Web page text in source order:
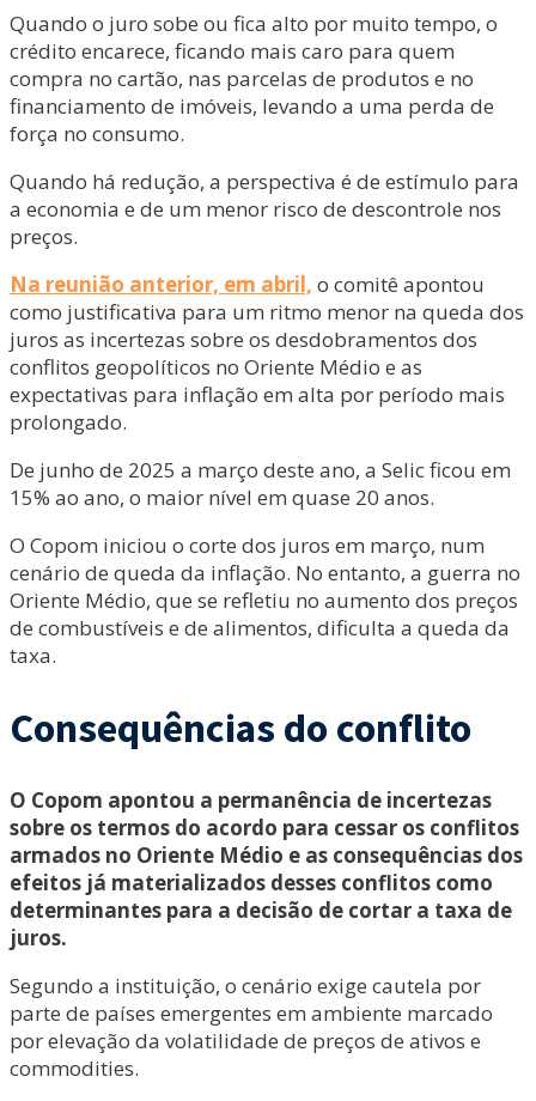
Quando o juro sobe ou fica alto por muito tempo, o
crédito encarece, ficando mais caro para quem
compra no cartão, nas parcelas de produtos e no
financiamento de imóveis, levando a uma perda de
força no consumo.
Quando há redução, a perspectiva é de estímulo para
a economia e de um menor risco de descontrole nos
preços.
Na reunião anterior, em abril, o comitê apontou
como justificativa para um ritmo menor na queda dos
juros as incertezas sobre os desdobramentos dos
conflitos geopolíticos no Oriente Médio e as
expectativas para inflação em alta por período mais
prolongado.
De junho de 2025 a março deste ano, a Selic ficou em
15% ao ano, o maior nível em quase 20 anos.
O Copom iniciou o corte dos juros em março, num
cenário de queda da inflação. No entanto, a guerra no
Oriente Médio, que se refletiu no aumento dos preços
de combustíveis e de alimentos, dificulta a queda da
taxa.
Consequências do conflito
O Copom apontou a permanência de incertezas
sobre os termos do acordo para cessar os conflitos
armados no Oriente Médio e as consequências dos
efeitos já materializados desses conflitos como
determinantes para a decisão de cortar a taxa de
juros.
Segundo a instituição, o cenário exige cautela por
parte de países emergentes em ambiente marcado
por elevação da volatilidade de preços de ativos e
commodities.